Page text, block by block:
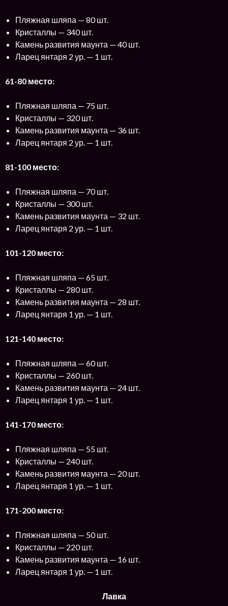
Пляжная шляпа — 80 шт.
Кристаллы — 340 шт.
Камень развития маунта — 40 шт.
Ларец янтаря 2 ур. — 1 шт.
61-80 место:
Пляжная шляпа — 75 шт.
Кристаллы — 320 шт.
Камень развития маунта — 36 шт.
Ларец янтаря 2 ур. — 1 шт.
81-100 место:
Пляжная шляпа — 70 шт.
Кристаллы — 300 шт.
Камень развития маунта — 32 шт.
Ларец янтаря 2 ур. — 1 шт.
101-120 место:
Пляжная шляпа — 65 шт.
Кристаллы — 280 шт.
Камень развития маунта — 28 шт.
Ларец янтаря 1 ур. — 1 шт.
121-140 место:
Пляжная шляпа — 60 шт.
Кристаллы — 260 шт.
Камень развития маунта — 24 шт.
Ларец янтаря 1 ур. — 1 шт.
141-170 место:
Пляжная шляпа — 55 шт.
Кристаллы — 240 шт.
Камень развития маунта — 20 шт.
Ларец янтаря 1 ур. — 1 шт.
171-200 место:
Пляжная шляпа — 50 шт.
Кристаллы — 220 шт.
Камень развития маунта — 16 шт.
Ларец янтаря 1 ур. — 1 шт.
Лавка